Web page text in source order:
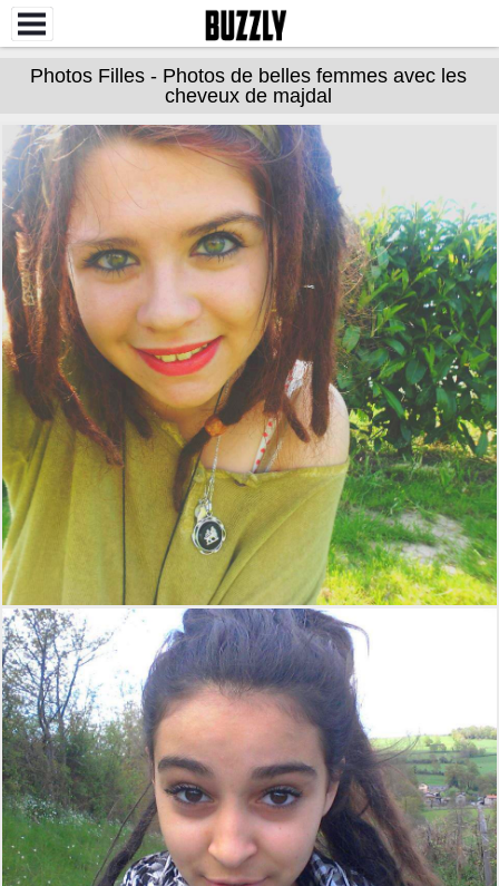
Photos Filles - Photos de belles femmes avec les
cheveux de majdal